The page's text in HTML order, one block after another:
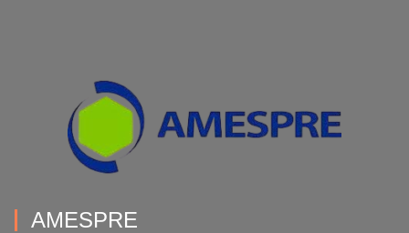
AMESPRE